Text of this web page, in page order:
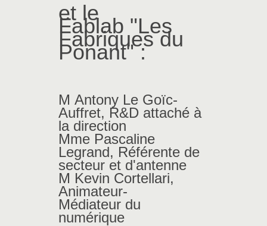
et le
Fablab "Les
Fabriques du
Ponant" :
M Antony Le Goïc-
Auffret, R&D attaché à
la direction
Mme Pascaline
Legrand, Référente de
secteur et d'antenne
M Kevin Cortellari,
Animateur-
Médiateur du
numérique